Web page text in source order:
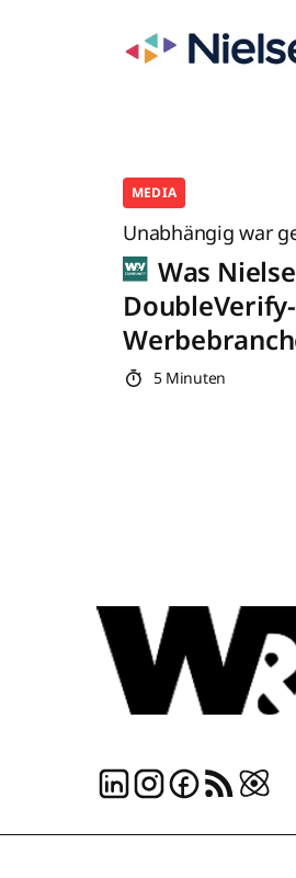
MEDIA
Unabhängig war
Was
5 Minuten